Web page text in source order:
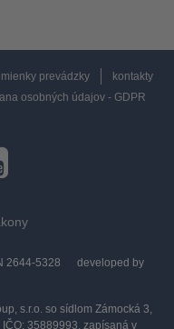
prevádzky
kontakty
osobných údajov - GDPR
2644-5328
developed by
s.r.o. so sídlom Zámocká 3,
35889993, zapísaná v